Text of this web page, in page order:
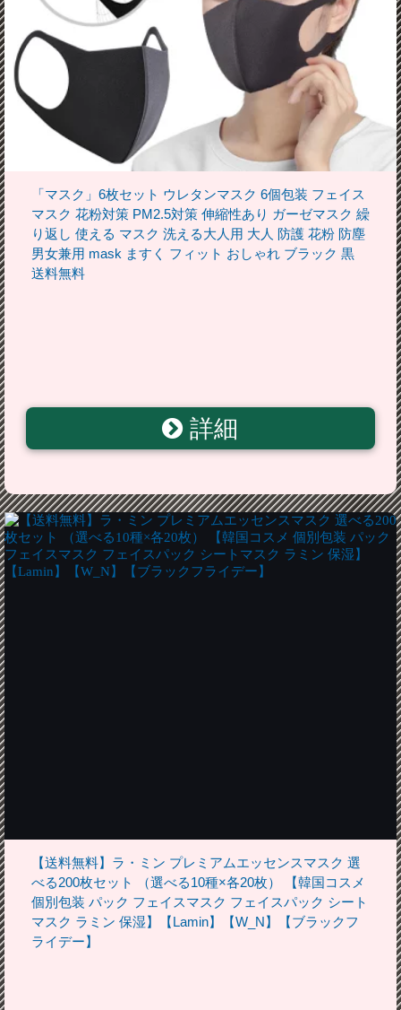
「マスク」6枚セット ウレタンマスク 6個包装 フェイス
マスク 花粉対策 PM2.5対策 伸縮性あり ガーゼマスク 繰
り返し 使える マスク 洗える大人用 大人 防護 花粉 防塵
男女兼用 mask ますく フィット おしゃれ ブラック 黒
送料無料
詳細
【送料無料】ラ・ミン プレミアムエッセンスマスク 選
べる200枚セット （選べる10種×各20枚） 【韓国コスメ
個別包装 パック フェイスマスク フェイスパック シート
マスク ラミン 保湿】【Lamin】【W_N】【ブラックフ
ライデー】